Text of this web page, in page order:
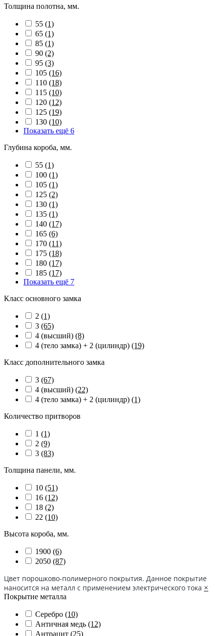
Толщина полотна, мм.
55 (1)
65 (1)
85 (1)
90 (2)
95 (3)
105 (16)
110 (18)
115 (10)
120 (12)
125 (19)
130 (10)
Показать ещё 6
Глубина короба, мм.
55 (1)
100 (1)
105 (1)
125 (2)
130 (1)
135 (1)
140 (17)
165 (6)
170 (11)
175 (18)
180 (17)
185 (17)
Показать ещё 7
Класс основного замка
2 (1)
3 (65)
4 (высший) (8)
4 (тело замка) + 2 (цилиндр) (19)
Класс дополнительного замка
3 (67)
4 (высший) (22)
4 (тело замка) + 2 (цилиндр) (1)
Количество притворов
1 (1)
2 (9)
3 (83)
Толщина панели, мм.
10 (51)
16 (12)
18 (2)
22 (10)
Высота короба, мм.
1900 (6)
2050 (87)
Цвет порошково-полимерного покрытия. Данное покрытие
наносится на металл с применением электрического тока ×
Покрытие металла
Серебро (10)
Античная медь (12)
Антрацит (25)